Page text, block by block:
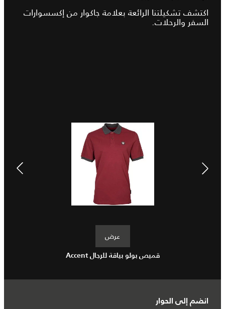
اكتشف تشكيلتنا الرائعة بعلامة جاكوار من إكسسوارات
السفر والرحلات.
عرض
قميص بولو بياقة للرجال Accent
انضم إلى الحوار